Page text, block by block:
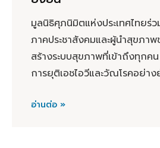
มูลนิธิศุภนิมิตแห่งประเทศไทยร่
ภาคประชาสังคมและผู้นำสุขภาพ
สร้างระบบสุขภาพที่เข้าถึงทุกค
การยุติเอชไอวีและวัณโรคอย่า
อ่านต่อ »